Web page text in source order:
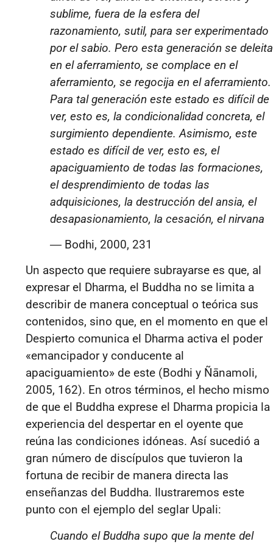
sublime, fuera de la esfera del
razonamiento, sutil, para ser experimentado
por el sabio. Pero esta generación se deleita
en el aferramiento, se complace en el
aferramiento, se regocija en el aferramiento.
Para tal generación este estado es difícil de
ver, esto es, la condicionalidad concreta, el
surgimiento dependiente. Asimismo, este
estado es difícil de ver, esto es, el
apaciguamiento de todas las formaciones,
el desprendimiento de todas las
adquisiciones, la destrucción del ansia, el
desapasionamiento, la cesación, el nirvana
― Bodhi, 2000, 231
Un aspecto que requiere subrayarse es que, al
expresar el Dharma, el Buddha no se limita a
describir de manera conceptual o teórica sus
contenidos, sino que, en el momento en que el
Despierto comunica el Dharma activa el poder
«emancipador y conducente al
apaciguamiento» de este (Bodhi y Ñānamoli,
2005, 162). En otros términos, el hecho mismo
de que el Buddha exprese el Dharma propicia la
experiencia del despertar en el oyente que
reúna las condiciones idóneas. Así sucedió a
gran número de discípulos que tuvieron la
fortuna de recibir de manera directa las
enseñanzas del Buddha. Ilustraremos este
punto con el ejemplo del seglar Upali:
Cuando el Buddha supo que la mente del